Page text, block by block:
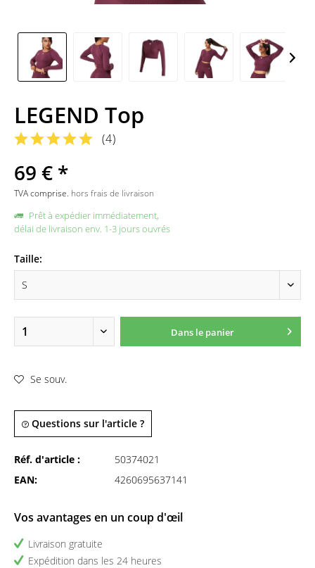
LEGEND Top
(4)
69 € *
TVA comprise. hors frais de livraison
Prêt à expédier immédiatement,
délai de livraison env. 1-3 jours ouvrés
Taille:
Dans le panier
Se souv.
Questions sur l'article ?
Réf. d'article :
50374021
EAN:
4260695637141
Vos avantages en un coup d'œil
Livraison gratuite
Expédition dans les 24 heures